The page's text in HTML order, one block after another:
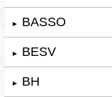
► BASSO
► BESV
► BH